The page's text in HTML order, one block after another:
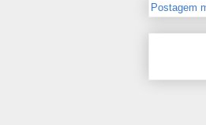
Postagem